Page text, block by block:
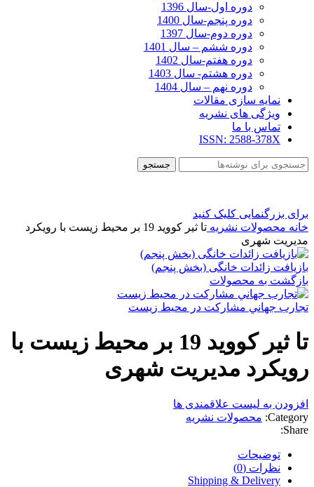
دوره اول-سال 1396
دوره پنجم-سال 1400
دوره دوم-سال 1397
دوره ششم – سال 1401
دوره هفتم-سال 1402
دوره هشتم- سال 1403
دوره نهم – سال 1404
نمایه سازی مقالات
ویژگی های نشریه
تماس با ما
ISSN: 2588-378X
جستجو
برای بزرگنمایی کلیک کنید
خانه محصولات نشریه
تا ثیر کووید 19 بر محیط زیست با رویکرد
مدیریت شهری
‌بازیافت زائدات خانگی (بخش پنجم)
بازگشت به محصولات
تجارب جهاني مشاركت در محيط زيست
تا ثیر کووید 19 بر محیط زیست با
رویکرد مدیریت شهری
افزودن به لیست علاقمندی ها
Category: محصولات نشریه
Share:
توضیحات
نظرات (0)
Shipping & Delivery